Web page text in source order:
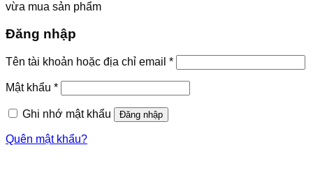
vừa mua sản phẩm
Đăng nhập
Tên tài khoản hoặc địa chỉ email *
Mật khẩu *
Ghi nhớ mật khẩu Đăng nhập
Quên mật khẩu?